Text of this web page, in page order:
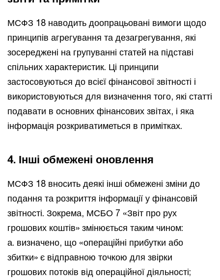
МСФЗ 18 наводить доопрацьовані вимоги щодо
принципів агрегування та дезагрегування, які
зосереджені на групуванні статей на підставі
спільних характеристик. Ці принципи
застосовуються до всієї фінансової звітності і
використовуються для визначення того, які статті
подавати в основних фінансових звітах, і яка
інформація розкриватиметься в примітках.
4. Інші обмежені оновлення
МСФЗ 18 вносить деякі інші обмежені зміни до
подання та розкриття інформації у фінансовій
звітності. Зокрема, МСБО 7 «Звіт про рух
грошових коштів» змінюється таким чином:
а. визначено, що «операційні прибутки або
збитки» є відправною точкою для звірки
грошових потоків від операційної діяльності;